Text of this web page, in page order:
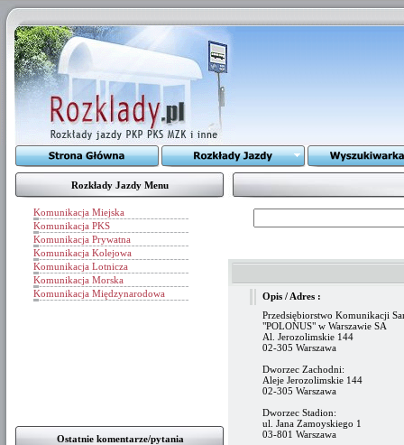
Rozkłady Jazdy Menu
Komunikacja Miejska
Komunikacja PKS
Komunikacja Prywatna
Komunikacja Kolejowa
Komunikacja Lotnicza
Komunikacja Morska
Komunikacja Międzynarodowa
Ostatnie komentarze/pytania
Opis / Adres :
Przedsiębiorstwo Komunikacji
"POLONUS" w Warszawie SA
Al. Jerozolimskie 144
02-305 Warszawa
Dworzec Zachodni:
Aleje Jerozolimskie 144
02-305 Warszawa
Dworzec Stadion:
ul. Jana Zamoyskiego 1
03-801 Warszawa